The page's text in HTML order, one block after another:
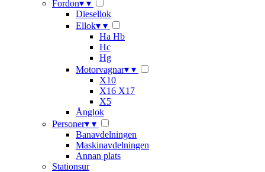
Fordon▾ ▾
Diesellok
Ellok▾ ▾
Ha Hb
Hc
Hg
Motorvagnar▾ ▾
X10
X16 X17
X5
Ånglok
Personer▾ ▾
Banavdelningen
Maskinavdelningen
Annan plats
Stationsur